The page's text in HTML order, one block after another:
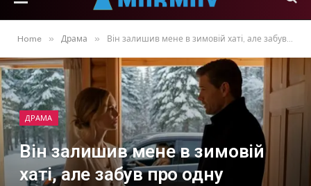
Home » Драма » Він залишив мене в зимовій хаті, але забув про одну дрібницю
ДРАМА
Він залишив мене в зимовій
хаті, але забув про одну